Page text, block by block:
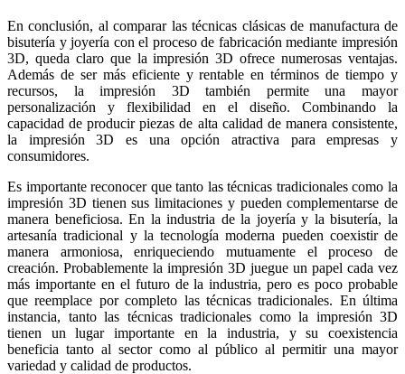
En conclusión, al comparar las técnicas clásicas de manufactura de
bisutería y joyería con el proceso de fabricación mediante impresión
3D, queda claro que la impresión 3D ofrece numerosas ventajas.
Además de ser más eficiente y rentable en términos de tiempo y
recursos, la impresión 3D también permite una mayor
personalización y flexibilidad en el diseño. Combinando la
capacidad de producir piezas de alta calidad de manera consistente,
la impresión 3D es una opción atractiva para empresas y
consumidores.
Es importante reconocer que tanto las técnicas tradicionales como la
impresión 3D tienen sus limitaciones y pueden complementarse de
manera beneficiosa. En la industria de la joyería y la bisutería, la
artesanía tradicional y la tecnología moderna pueden coexistir de
manera armoniosa, enriqueciendo mutuamente el proceso de
creación. Probablemente la impresión 3D juegue un papel cada vez
más importante en el futuro de la industria, pero es poco probable
que reemplace por completo las técnicas tradicionales. En última
instancia, tanto las técnicas tradicionales como la impresión 3D
tienen un lugar importante en la industria, y su coexistencia
beneficia tanto al sector como al público al permitir una mayor
variedad y calidad de productos.